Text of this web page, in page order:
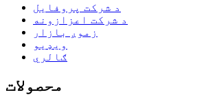
د شرکت پروفایل
د شرکت اعزازونه
زموږ بازار
ویډیو
ګالري
محصولات